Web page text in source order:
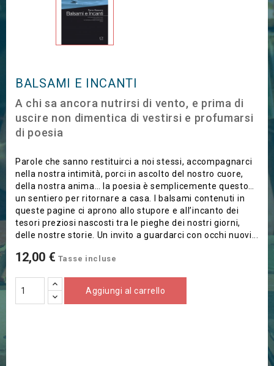
BALSAMI E INCANTI
A chi sa ancora nutrirsi di vento, e prima di
uscire non dimentica di vestirsi e profumarsi
di poesia
Parole che sanno restituirci a noi stessi, accompagnarci
nella nostra intimità, porci in ascolto del nostro cuore,
della nostra anima… la poesia è semplicemente questo…
un sentiero per ritornare a casa.
I balsami contenuti in
queste pagine ci aprono allo stupore e all’incanto dei
tesori preziosi nascosti tra le pieghe dei nostri giorni,
delle nostre storie. Un invito a guardarci con occhi nuovi...
12,00 € Tasse incluse
Aggiungi al carrello